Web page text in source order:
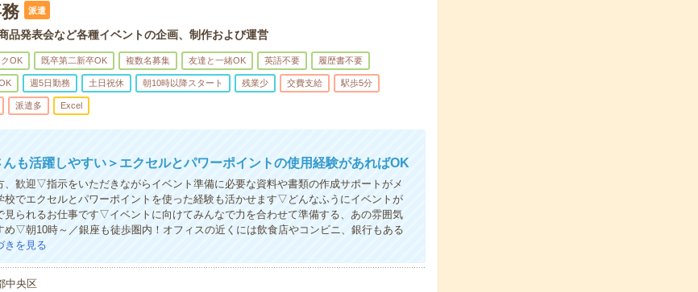
派遣
品発表会など各種イベントの企画、制作および運営
OK 既卒第二新卒OK 複数名募集 友達と一緒OK 英語不要 履歴書不要
週5日勤務 土日祝休 朝10時以降スタート 残業少 交費支給 駅歩5分
派遣多 Excel
んも活躍しやすい＞エクセルとパワーポイントの使用経験があればOK
歓迎▽指示をいただきながらイベント準備に必要な資料や書類の作成サポートがメ
校でエクセルとパワーポイントを使った経験も活かせます▽どんなふうにイベントが
見られるお仕事です▽イベントに向けてみんなで力を合わせて準備する、あの雰囲気
め▽朝10時～／銀座も徒歩圏内！オフィスの近くには飲食店やコンビニ、銀行もある
きを見る
中央区